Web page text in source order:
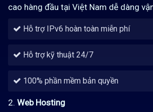
cao hàng đầu tại Việt Nam dễ dàng
Hỗ trợ IPv6 hoàn toàn miễn phí
Hỗ trợ kỹ thuật 24/7
100% phần mềm bản quyền
2. Web Hosting